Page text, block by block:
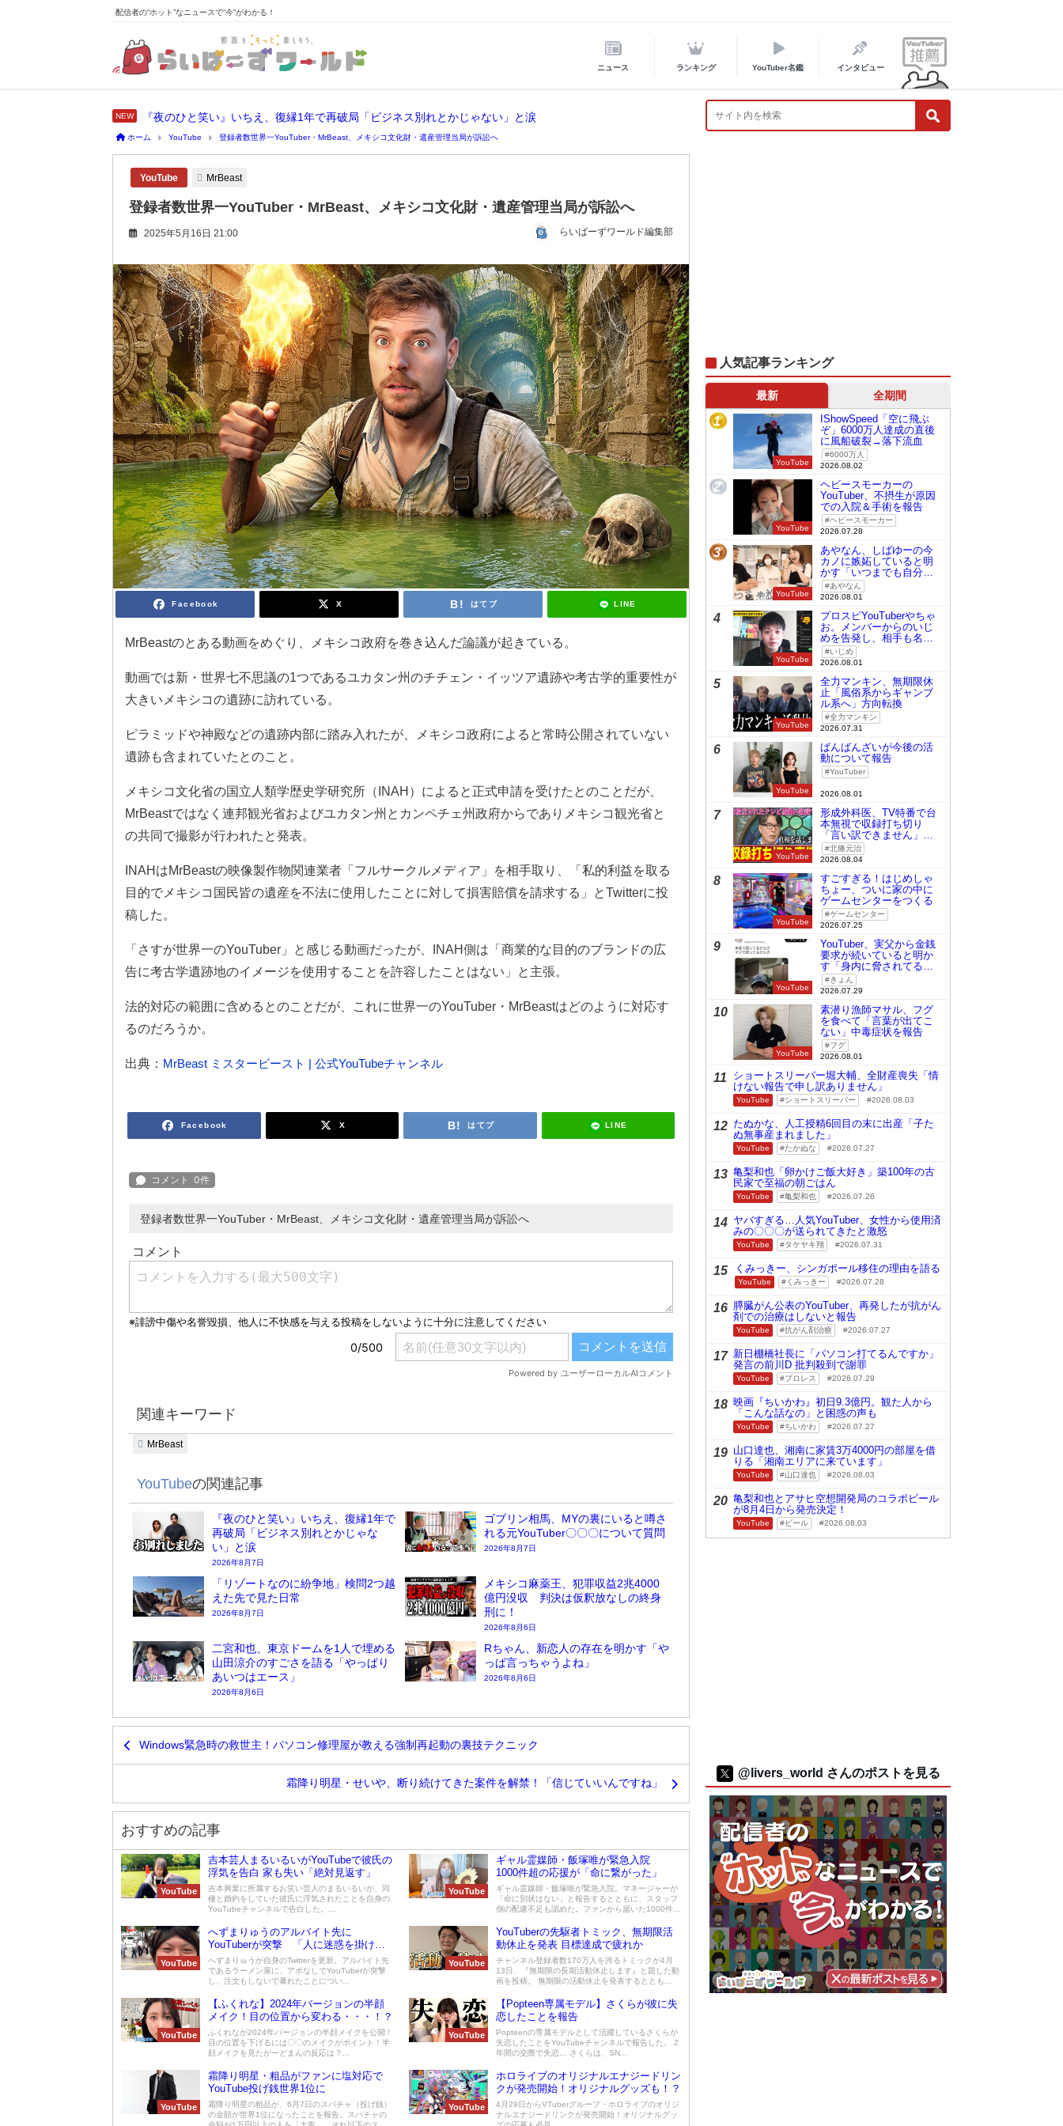
配信者の“ホット”なニュースで“今”がわかる！
ニュース ランキング YouTuber名鑑 インタビュー
『夜のひと笑い』いちえ、復縁1年で再破局「ビジネス別れとかじゃない」と涙
ホーム YouTube 登録者数世界一YouTuber・MrBeast、メキシコ文化財・遺産管理当局が訴訟へ
YouTube MrBeast
登録者数世界一YouTuber・MrBeast、メキシコ文化財・遺産管理当局が訴訟へ
2025年5月16日 21:00 らいばーずワールド編集部
Facebook X はてブ LINE
MrBeastのとある動画をめぐり、メキシコ政府を巻き込んだ論議が起きている。
動画では新・世界七不思議の1つであるユカタン州のチチェン・イッツア遺跡や考古学的重要性が
大きいメキシコの遺跡に訪れている。
ピラミッドや神殿などの遺跡内部に踏み入れたが、メキシコ政府によると常時公開されていない
遺跡も含まれていたとのこと。
メキシコ文化省の国立人類学歴史学研究所（INAH）によると正式申請を受けたとのことだが、
MrBeastではなく連邦観光省およびユカタン州とカンペチェ州政府からでありメキシコ観光省と
の共同で撮影が行われたと発表。
INAHはMrBeastの映像製作物関連業者「フルサークルメディア」を相手取り、「私的利益を取る
目的でメキシコ国民皆の遺産を不法に使用したことに対して損害賠償を請求する」とTwitterに投
稿した。
「さすが世界一のYouTuber」と感じる動画だったが、INAH側は「商業的な目的のブランドの広
告に考古学遺跡地のイメージを使用することを許容したことはない」と主張。
法的対応の範囲に含めるとのことだが、これに世界一のYouTuber・MrBeastはどのように対応す
るのだろうか。
出典： MrBeast ミスタービースト | 公式YouTubeチャンネル
Facebook X はてブ LINE
登録者数世界一YouTuber・MrBeast、メキシコ文化財・遺産管理当局が訴訟へ
関連キーワード
MrBeast
YouTubeの関連記事
『夜のひと笑い』いちえ、復縁1年で
再破局「ビジネス別れとかじゃな
い」と涙
2026年8月7日
ゴブリン相馬、MYの裏にいると噂さ
れる元YouTuber〇〇〇について質問
2026年8月7日
「リゾートなのに紛争地」検問2つ越
えた先で見た日常
2026年8月7日
メキシコ麻薬王、犯罪収益2兆4000
億円没収 判決は仮釈放なしの終身
刑に！
2026年8月6日
二宮和也、東京ドームを1人で埋める
山田涼介のすごさを語る「やっぱり
あいつはエース」
2026年8月6日
Rちゃん、新恋人の存在を明かす「や
っぱ言っちゃうよね」
2026年8月6日
Windows緊急時の救世主！パソコン修理屋が教える強制再起動の裏技テクニック
霜降り明星・せいや、断り続けてきた案件を解禁！「信じていいんですね」
おすすめの記事
YouTube
吉本芸人まるいるいがYouTubeで彼氏の
浮気を告白 家も失い「絶対見返す」
吉本興業に所属するお笑い芸人のまるいるいが、同
棲と婚約をしていた彼氏に浮気されたことを自身の
YouTubeチャンネルで告白した。...
YouTube
ギャル霊媒師・飯塚唯が緊急入院
1000件超の応援が「命に繋がった」
ギャル霊媒師・飯塚唯が緊急入院。マネージャーが
「命に別状はない」と報告するとともに、スタッフ
側の配慮不足も認めた。ファンから届いた1000件...
YouTube
へずまりゅうのアルバイト先に
YouTuberが突撃 「人に迷惑を掛ける
のは辞めて下さい」
へずまりゅうが自身のTwitterを更新。アルバイト先
であるラーメン屋に、アポなしでYouTuberが突撃
し、注文もしないで暴れたことについ...
YouTube
YouTuberの先駆者トミック、無期限活
動休止を発表 目標達成で疲れか
チャンネル登録者数170万人を誇るトミックが4月
13日、『無期限の長期活動休止します』と題した動
画を投稿。 無期限の活動休止を発表するととも...
YouTube
【ふくれな】2024年バージョンの半顔
メイク！目の位置から変わる・・・！？
ふくれなが2024年バージョンの半顔メイクを公開！
目の位置を下げるには〇〇のメイクがポイント！半
顔メイクを見たがーどまんの反応は？...
YouTube
【Popteen専属モデル】さくらが彼に失
恋したことを報告
Popteenの専属モデルとして活躍しているさくらが
失恋したことをYouTubeチャンネルで報告した。 2
年間の交際で失恋… さくらは、SN...
YouTube
霜降り明星・粗品がファンに塩対応で
YouTube投げ銭世界1位に
霜降り明星の粗品が、6月7日のスパチャ（投げ銭）
の金額が世界1位になったことを報告。スパチャの
YouTube
ホロライブのオリジナルエナジードリン
クが発売開始！オリジナルグッズも！？
4月29日からVTuberグループ・ホロライブのオリジ
ナルエナジードリンクが発売開始！オリジナルグッ
人気記事ランキング
最新 全期間
1
YouTube
IShowSpeed「空に飛ぶ
ぞ」6000万人達成の直後
に風船破裂→落下流血
6000万人
2026.08.02
2
YouTube
ヘビースモーカーの
YouTuber、不摂生が原因
での入院＆手術を報告
ヘビースモーカー
2026.07.28
3
YouTube
あやなん、しばゆーの今
カノに嫉妬していると明
かす「いつまでも自分の
ものみたいに…」
あやなん
2026.08.01
4
YouTube
プロスピYouTuberやちゃ
お。メンバーからのいじ
めを告発し、相手も名指
しで批判
いじめ
2026.08.01
5
YouTube
全力マンキン、無期限休
止「風俗系からギャンブ
ル系へ」方向転換
全力マンキン
2026.07.31
6
YouTube
ばんばんざいが今後の活
動について報告
YouTuber
2026.08.01
7
YouTube
形成外科医、TV特番で台
本無視で収録打ち切り
「言い訳できません」と
謝罪北條元治
2026.08.04
8
YouTube
すごすぎる！はじめしゃ
ちょー、ついに家の中に
ゲームセンターをつくる
ゲームセンター
2026.07.25
9
YouTube
YouTuber、実父から金銭
要求が続いていると明か
す「身内に脅されてる
の」きょん
2026.07.29
10
YouTube
素潜り漁師マサル、フグ
を食べて「言葉が出てこ
ない」中毒症状を報告
フグ
2026.08.01
11
ショートスリーパー堀大輔、全財産喪失「情
けない報告で申し訳ありません」
YouTube ショートスリーパー 2026.08.03
12 たぬかな、人工授精6回目の末に出産「子た
ぬ無事産まれました」
YouTube たかぬな 2026.07.27
13 亀梨和也「卵かけご飯大好き」築100年の古
民家で至福の朝ごはん
YouTube 亀梨和也 2026.07.26
14 ヤバすぎる…人気YouTuber、女性から使用済
みの〇〇〇が送られてきたと激怒
YouTube タケヤキ翔 2026.07.31
15 くみっきー、シンガポール移住の理由を語る
YouTube くみっきー 2026.07.28
16 膵臓がん公表のYouTuber、再発したが抗がん
剤での治療はしないと報告
YouTube 抗がん剤治療 2026.07.27
17 新日棚橋社長に「パソコン打てるんですか」
発言の前川D 批判殺到で謝罪
YouTube プロレス 2026.07.29
18 映画『ちいかわ』初日9.3億円。観た人から
「こんな話なの」と困惑の声も
YouTube ちいかわ 2026.07.27
19 山口達也、湘南に家賃3万4000円の部屋を借
りる「湘南エリアに来ています」
YouTube 山口達也 2026.08.03
20 亀梨和也とアサヒ空想開発局のコラボビール
が8月4日から発売決定！
YouTube ビール 2026.08.03
@livers_world さんのポストを見る